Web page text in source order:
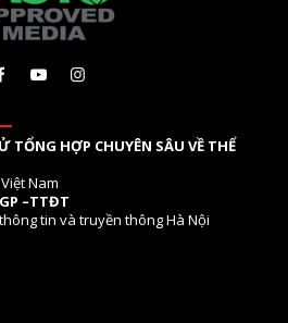
HỢP CHUYÊN SÂU VỀ THỂ
Nam
–TTĐT
tin và truyền thông Hà Nội